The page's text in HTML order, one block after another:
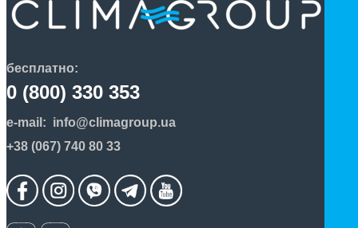
бесплатно:
0 (800) 330 353
e-mail: info@climagroup.ua
+38 (067) 740 80 33